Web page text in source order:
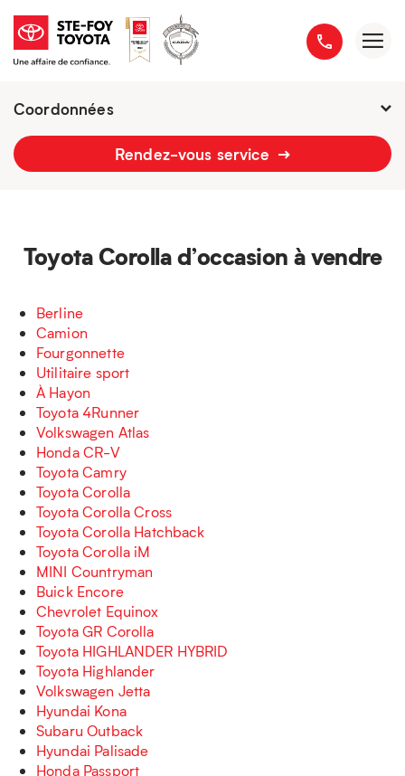
Coordonnées
Fermé : Ouverture-
Rendez-vous service
Toyota Corolla d’occasion à vendre
Berline
Camion
Fourgonnette
Utilitaire sport
À Hayon
Toyota 4Runner
Volkswagen Atlas
Honda CR-V
Toyota Camry
Toyota Corolla
Toyota Corolla Cross
Toyota Corolla Hatchback
Toyota Corolla iM
MINI Countryman
Buick Encore
Chevrolet Equinox
Toyota GR Corolla
Toyota HIGHLANDER HYBRID
Toyota Highlander
Volkswagen Jetta
Hyundai Kona
Subaru Outback
Hyundai Palisade
Honda Passport